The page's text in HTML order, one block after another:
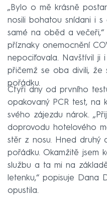
„Bylo o mě krásně
nosili bohatou snídani i s
samé na oběd a
příznaky onemocnění
nepociťovala. Navštívil ji
přičemž se oba divili,
pořádku.
Čtyři dny od prvního
opakovaný PCR test, na
svého zájezdu nárok.
doprovodu hotelového
stěr z nosu. Hned druhý
pořádku. Okamžitě jsem
službu a ta mi na
letenku,“ popisuje Dana
opustila.